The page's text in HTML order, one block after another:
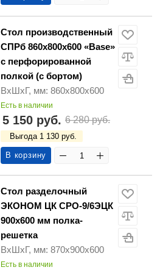
Стол производственный
СПРб 860х800х600 «Base»
с перфорированной
полкой (с бортом)
ВхШхГ, мм: 860х800х600
Есть в наличии
5 150 руб. 6 280 руб.
Выгода 1 130 руб.
В корзину
Стол разделочный
ЭКОНОМ ЦК СРО-9/6ЭЦК
900х600 мм полка-
решетка
ВхШхГ, мм: 870х900х600
Есть в наличии